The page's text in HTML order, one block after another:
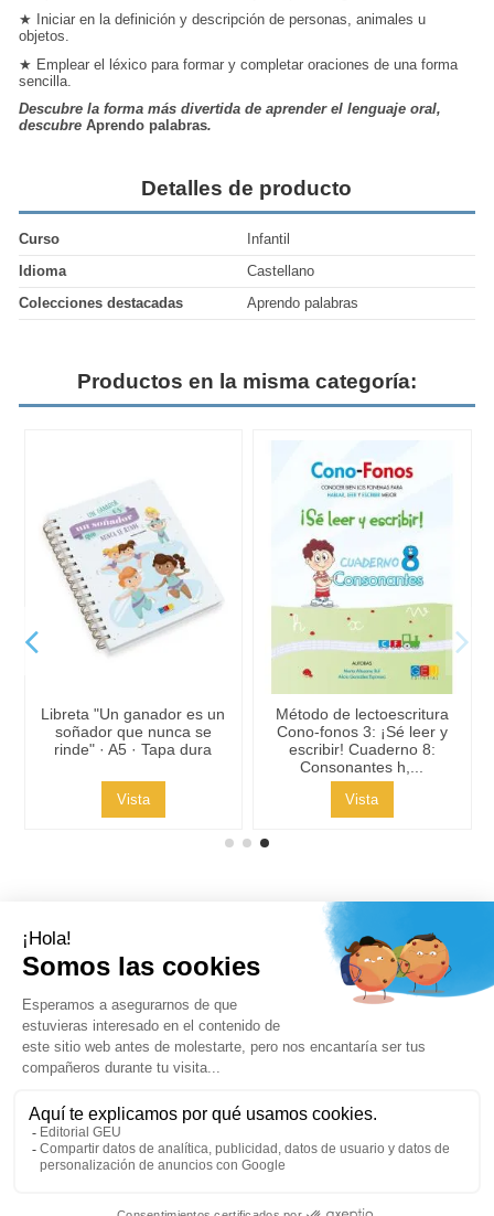
★ Iniciar en la definición y descripción de personas, animales u
objetos.
★ Emplear el léxico paraformar y completar oraciones de una forma
sencilla.
Descubre la forma más divertida de aprender el lenguaje oral,
descubreAprendo palabras.
Detalles de producto
Curso
Infantil
Idioma
Castellano
Colecciones destacadas
Aprendo palabras
Productos en la misma categoría:
Libreta "Un ganador es un
soñador que nunca se
rinde" · A5 · Tapa dura
Vista
Método de lectoescritura
Cono-fonos 3: ¡Sé leer y
escribir! Cuaderno 8:
Consonantes h,...
Vista
Síguenos